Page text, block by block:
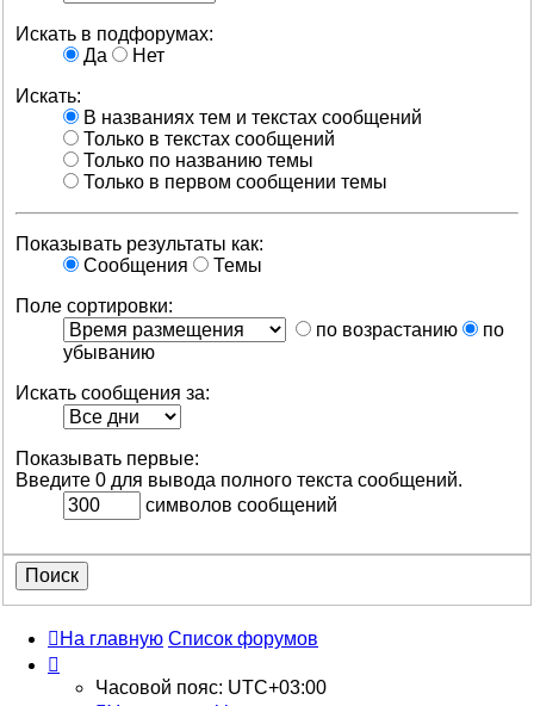
Искать в подфорумах:
Да
Нет
Искать:
В названиях тем и текстах сообщений
Только в текстах сообщений
Только по названию темы
Только в первом сообщении темы
Показывать результаты как:
Сообщения
Темы
Поле сортировки:
по возрастанию
по
убыванию
Искать сообщения за:
Показывать первые:
Введите 0 для вывода полного текста сообщений.
символов сообщений
На главную Список форумов
Часовой пояс: UTC+03:00